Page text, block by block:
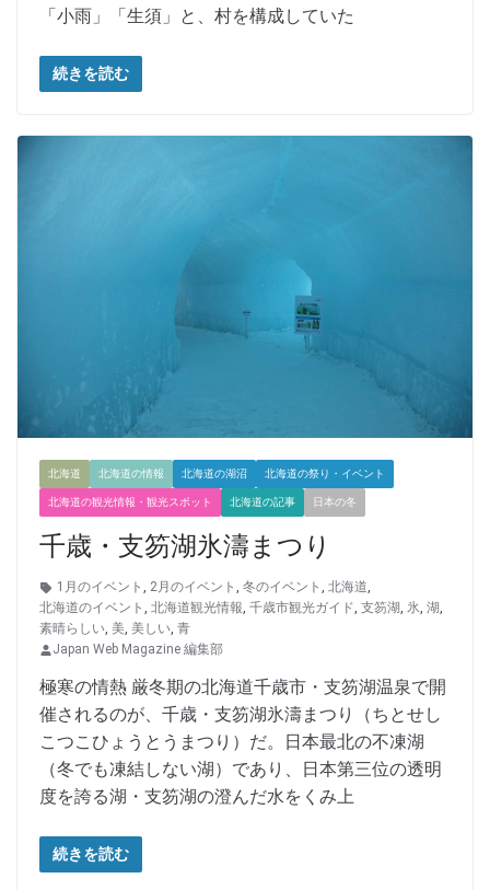
「小雨」「生須」と、村を構成していた
続きを読む
北海道 北海道の情報 北海道の湖沼 北海道の祭り・イベント
北海道の観光情報・観光スポット 北海道の記事 日本の冬
千歳・支笏湖氷濤まつり
1月のイベント , 2月のイベント , 冬のイベント , 北海道,
北海道のイベント , 北海道観光情報, 千歳市観光ガイド, 支笏湖, 氷, 湖,
素晴らしい, 美, 美しい, 青
Japan Web Magazine 編集部
極寒の情熱 厳冬期の北海道千歳市・支笏湖温泉で開
催されるのが、千歳・支笏湖氷濤まつり（ちとせし
こつこひょうとうまつり）だ。日本最北の不凍湖
（冬でも凍結しない湖）であり、日本第三位の透明
度を誇る湖・支笏湖の澄んだ水をくみ上
続きを読む